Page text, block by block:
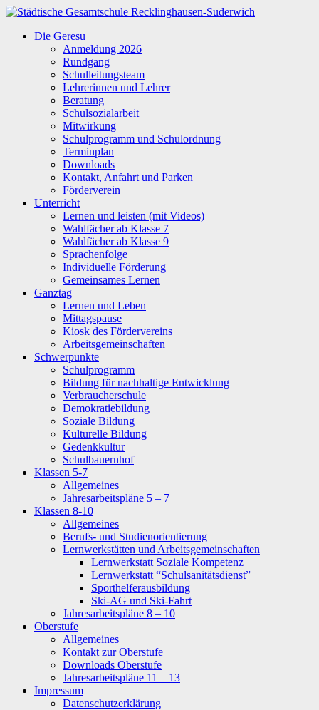
Zum
springen
Städtische
Gesamtschule
Recklinghausen-
Suderwich
Die Geresu
Anmeldung 2026
Rundgang
Schulleitungsteam
Lehrerinnen und Lehrer
Beratung
Schulsozialarbeit
Mitwirkung
Schulprogramm und Schulordnung
Terminplan
Downloads
Kontakt, Anfahrt und Parken
Förderverein
Unterricht
Lernen und leisten (mit Videos)
Wahlfächer ab Klasse 7
Wahlfächer ab Klasse 9
Sprachenfolge
Individuelle Förderung
Gemeinsames Lernen
Ganztag
Lernen und Leben
Mittagspause
Kiosk des Fördervereins
Arbeitsgemeinschaften
Schwerpunkte
Schulprogramm
Bildung für nachhaltige Entwicklung
Verbraucherschule
Demokratiebildung
Soziale Bildung
Kulturelle Bildung
Gedenkkultur
Schulbauernhof
Klassen 5-7
Allgemeines
Jahresarbeitspläne 5 – 7
Klassen 8-10
Allgemeines
Berufs- und Studienorientierung
Lernwerkstätten und Arbeitsgemeinschaften
Lernwerkstatt Soziale Kompetenz
Lernwerkstatt “Schulsanitätsdienst”
Sporthelferausbildung
Ski-AG und Ski-Fahrt
Jahresarbeitspläne 8 – 10
Oberstufe
Allgemeines
Kontakt zur Oberstufe
Downloads Oberstufe
Jahresarbeitspläne 11 – 13
Impressum
Datenschutzerklärung